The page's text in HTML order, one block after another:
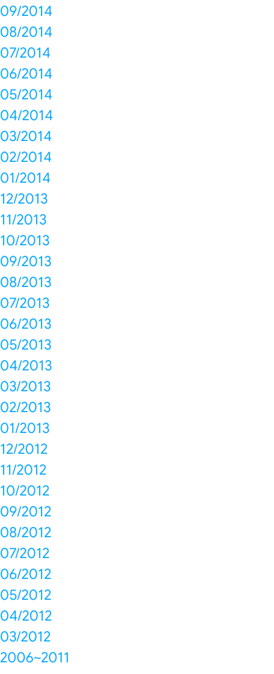
09/2014
08/2014
07/2014
06/2014
05/2014
04/2014
03/2014
02/2014
01/2014
12/2013
11/2013
10/2013
09/2013
08/2013
07/2013
06/2013
05/2013
04/2013
03/2013
02/2013
01/2013
12/2012
11/2012
10/2012
09/2012
08/2012
07/2012
06/2012
05/2012
04/2012
03/2012
2006~2011